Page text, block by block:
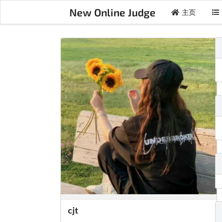
New Online Judge 主页
cjt